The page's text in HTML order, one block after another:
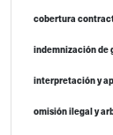
cobertura
indemnización de
interpretación y
omisión ilegal y